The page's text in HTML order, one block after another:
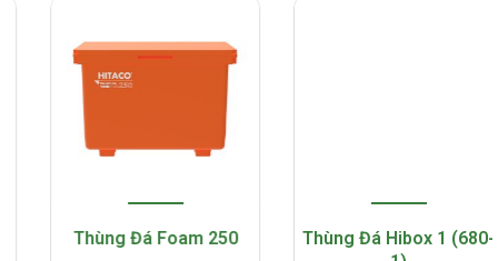
Thùng Đá Foam 250
Thùng Đá Hibox 1 (680-